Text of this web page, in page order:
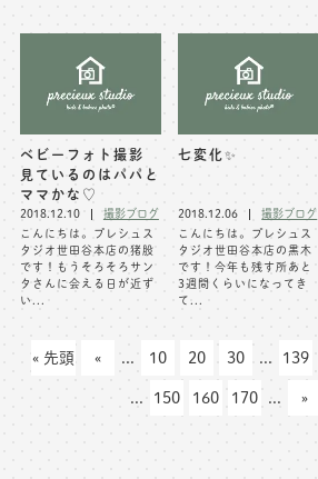
ベビーフォト撮影
見ているのはパパと
ママかな♡
2018.12.10
撮影ブログ
こんにちは。プレシュス
タジオ世田谷本店の猪股
です！もうそろそろサン
タさんに会える日が近ず
い...
七変化✨
2018.12.06
撮影ブログ
こんにちは。プレシュス
タジオ世田谷本店の黒木
です！今年も残す所あと
3週間くらいになってき
て...
« 先頭 « ... 10 20 30 ... 139
... 150 160 170 ... »